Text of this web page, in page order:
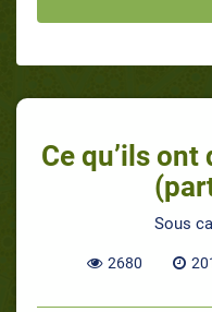
Ce qu’ils
Sous
2680